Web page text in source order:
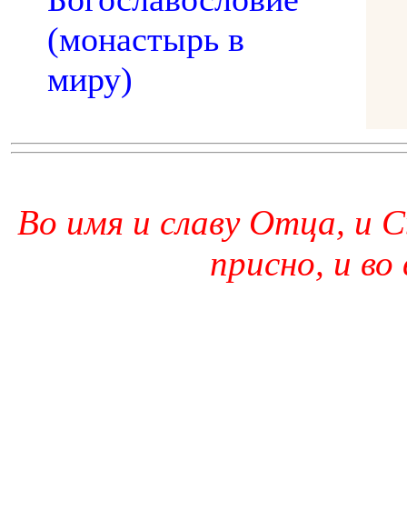
(монастырь в
миру)
Во имя и славу Отца, и
присно, и во